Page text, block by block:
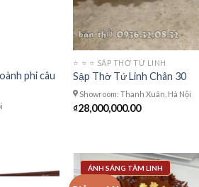
phi câu
⭐️ ⭐️ ⭐️ SÂP THỜ TỨ LINH
Sập Thờ Tứ Linh Chân 30
Showroom: Thanh Xuân, Hà Nội
₫28,000,000.00
ÁNH SÁNG TÂM LINH